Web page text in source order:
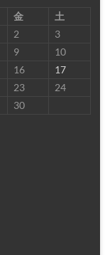
金
土
2
3
9
10
16
17
23
24
30